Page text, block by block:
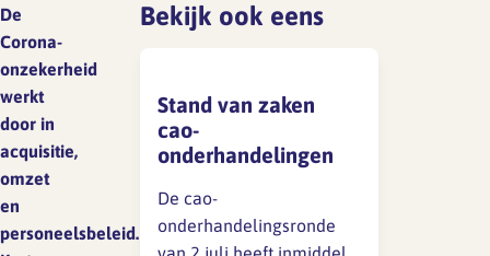
Verlof
Overzicht regelingen
vakantie-uren
Ziekte en vakantie
Overzicht regelingen cao-
verlof
Wat is er aan de hand
Wat kun je doen
Wetgeving
Ongewenst gedrag
De
Corona-
onzekerheid
werkt
door in
acquisitie,
omzet
en
personeelsbeleid.
Bekijk ook eens
Stand van zaken
cao-
onderhandelingen
De cao-
onderhandelingsronde